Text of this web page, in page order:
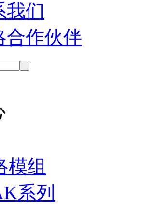
我们
合作伙伴
模组
系列